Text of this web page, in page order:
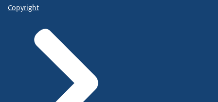
Copyright